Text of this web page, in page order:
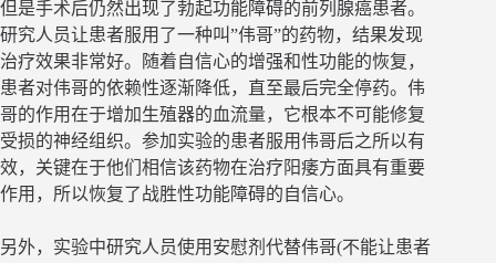
但是手术后仍然出现了勃起功能障碍的前列腺癌患者。
研究人员让患者服用了一种叫”伟哥”的药物，结果发现
治疗效果非常好。随着自信心的增强和性功能的恢复，
患者对伟哥的依赖性逐渐降低，直至最后完全停药。伟
哥的作用在于增加生殖器的血流量，它根本不可能修复
受损的神经组织。参加实验的患者服用伟哥后之所以有
效，关键在于他们相信该药物在治疗阳痿方面具有重要
作用，所以恢复了战胜性功能障碍的自信心。
另外，实验中研究人员使用安慰剂代替伟哥(不能让患者